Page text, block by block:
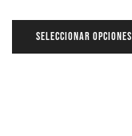
SELECCIONAR OPCIONES